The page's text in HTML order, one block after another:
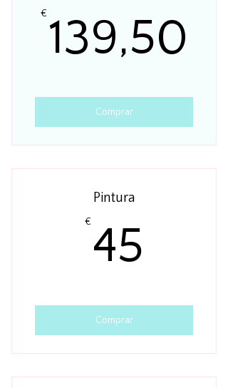
€ 139,50
Comprar
Pintura
€ 45
Comprar